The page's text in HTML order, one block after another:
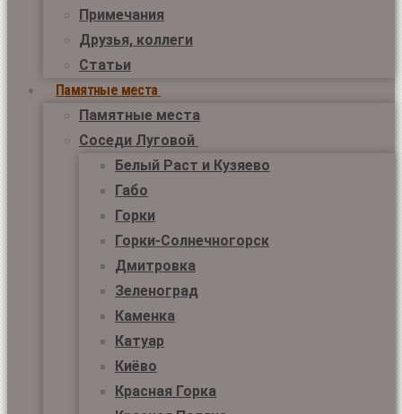
Примечания
Друзья, коллеги
Статьи
Памятные места
Памятные места
Соседи Луговой
Белый Раст и Кузяево
Габо
Горки
Горки-Солнечногорск
Дмитровка
Зеленоград
Каменка
Катуар
Киёво
Красная Горка